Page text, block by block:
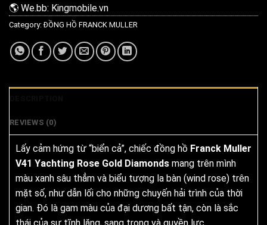
🌎 We.bb: Kingmobile.vn
Category:ĐỒNG HỒ FRANCK MULLER
REVIEWS (0)
Lấy cảm hứng từ “biển cả”, chiếc đồng hồ Franck Muller
V41 Yachting Rose Gold Diamonds mang trên mình
màu xanh sâu thẳm và biểu tượng la bàn (wind rose) trên
mặt số, như dẫn lối cho những chuyến hải trình của thời
gian. Đó là gam màu của đại dương bất tận, còn là sắc